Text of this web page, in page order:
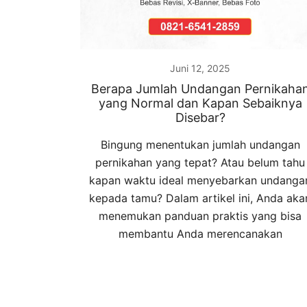
Juni 12, 2025
Berapa Jumlah Undangan
yang Normal dan Kapan Sebaiknya
Disebar?
Bingung menentukan jumlah undangan
pernikahan yang tepat? Atau belum tahu
kapan waktu ideal menyebarkan
kepada tamu? Dalam artikel ini, Anda
menemukan panduan praktis yang bisa
membantu Anda merencanakan